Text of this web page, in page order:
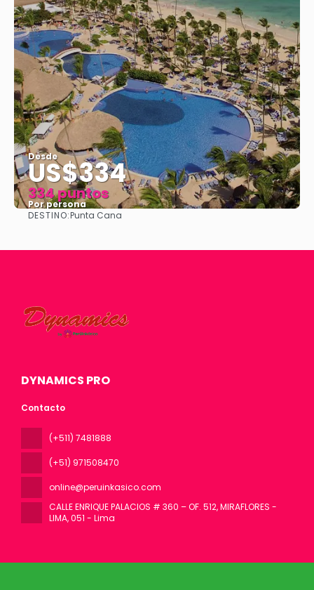
Desde
US$334
334 puntos
Por persona
DESTINO:Punta Cana
DYNAMICS PRO
Contacto
(+511) 7481888
(+51) 971508470
online@peruinkasico.com
CALLE ENRIQUE PALACIOS # 360 – OF. 512, MIRAFLORES -
LIMA, 051 - Lima